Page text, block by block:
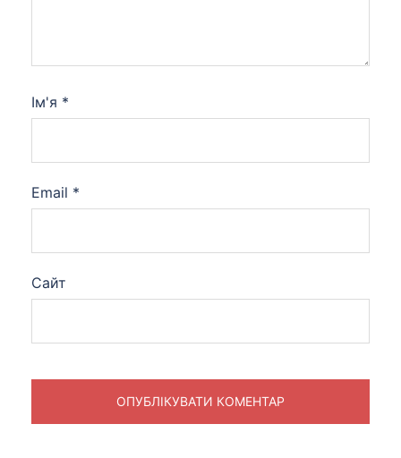
Ім'я *
Email *
Сайт